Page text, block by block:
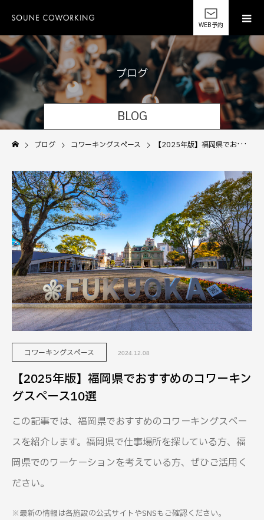
WEB予約
BLOG
ブログ
ブログ コワーキングスペース 【2025年版】福岡県でおすすめのコワーキングスペース10選
コワーキングスペース 2024.12.08
【2025年版】福岡県でおすすめのコワーキン
グスペース10選
この記事では、福岡県でおすすめのコワーキングスペー
スを紹介します。福岡県で仕事場所を探している方、福
岡県でのワーケーションを考えている方、ぜひご活用く
ださい。
※最新の情報は各施設の公式サイトやSNSもご確認ください。